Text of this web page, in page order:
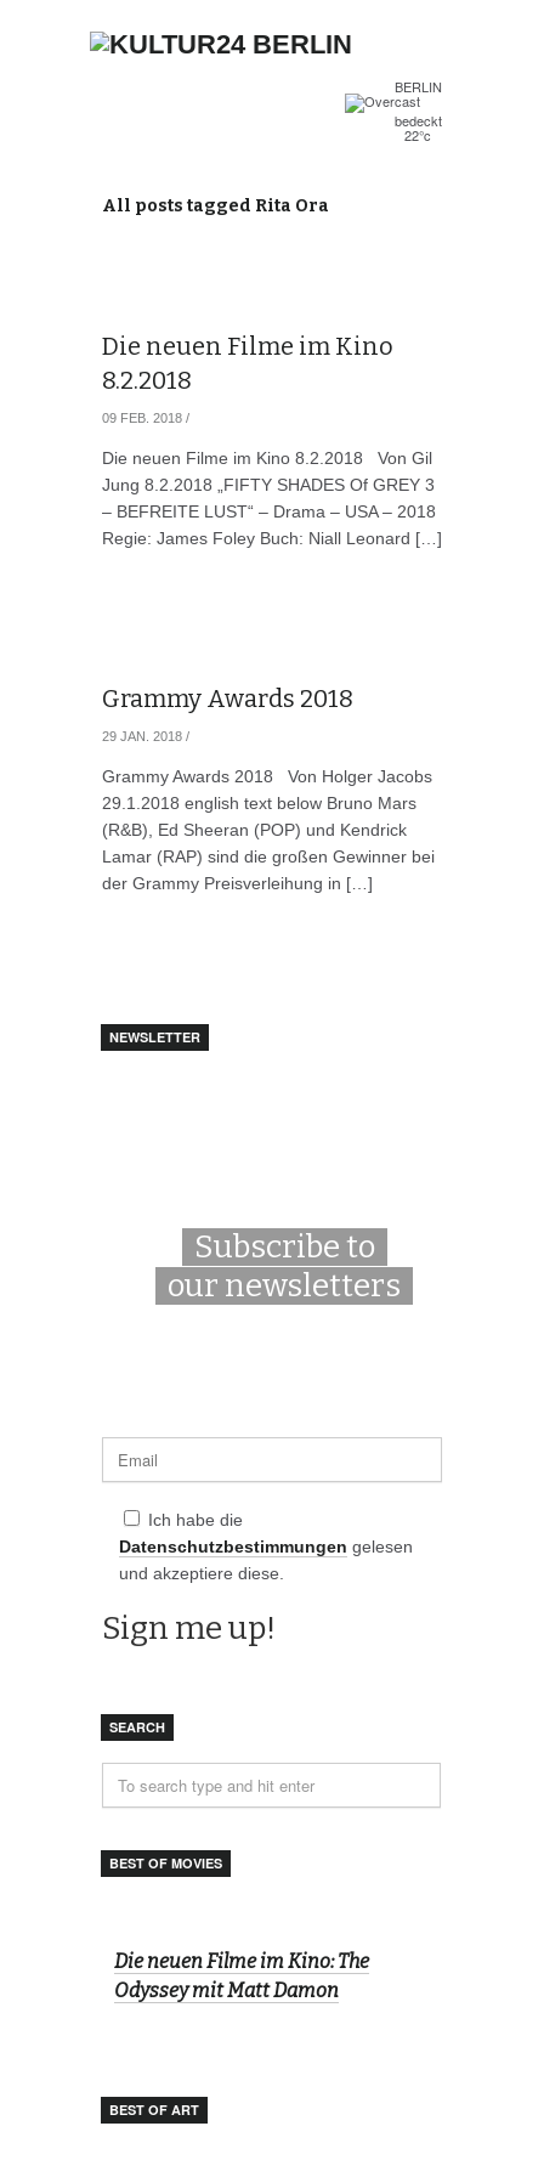
BERLIN
bedeckt
22°c
All posts tagged Rita Ora
Die neuen Filme im Kino
8.2.2018
09 FEB. 2018 /
Die neuen Filme im Kino 8.2.2018 Von Gil
Jung 8.2.2018 „FIFTY SHADES Of GREY 3
– BEFREITE LUST“ – Drama – USA – 2018
Regie: James Foley Buch: Niall Leonard […]
Grammy Awards 2018
29 JAN. 2018 /
Grammy Awards 2018 Von Holger Jacobs
29.1.2018 english text below Bruno Mars
(R&B), Ed Sheeran (POP) und Kendrick
Lamar (RAP) sind die großen Gewinner bei
der Grammy Preisverleihung in […]
NEWSLETTER
Subscribe to
our newsletters
Ich habe die
Datenschutzbestimmungen gelesen
und akzeptiere diese.
SEARCH
BEST OF MOVIES
Die neuen Filme im Kino: The
Odyssey mit Matt Damon
BEST OF ART